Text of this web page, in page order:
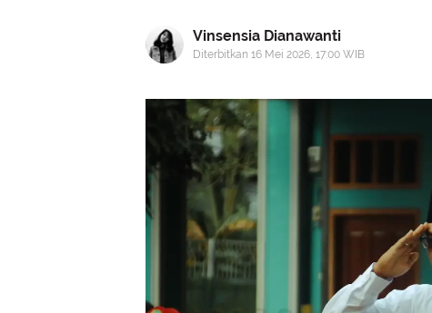
Vinsensia Dianawanti
Diterbitkan 16 Mei 2026, 17:00 WIB